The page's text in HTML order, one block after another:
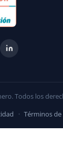
Todos los
· Términos de